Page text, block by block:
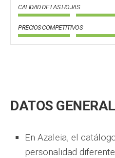
CALIDAD DE LAS HOJAS
PRECIOS COMPETITIVOS
DATOS
En Azaleia, el
personalidad